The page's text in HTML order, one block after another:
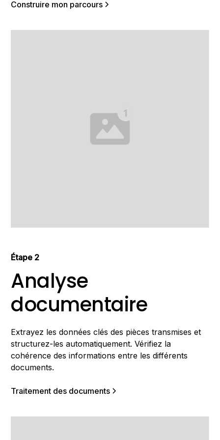
Construire mon parcours
Étape 2
Analyse
documentaire
Extrayez les données clés des pièces transmises et
structurez-les automatiquement. Vérifiez la
cohérence des informations entre les différents
documents.
Traitement des documents